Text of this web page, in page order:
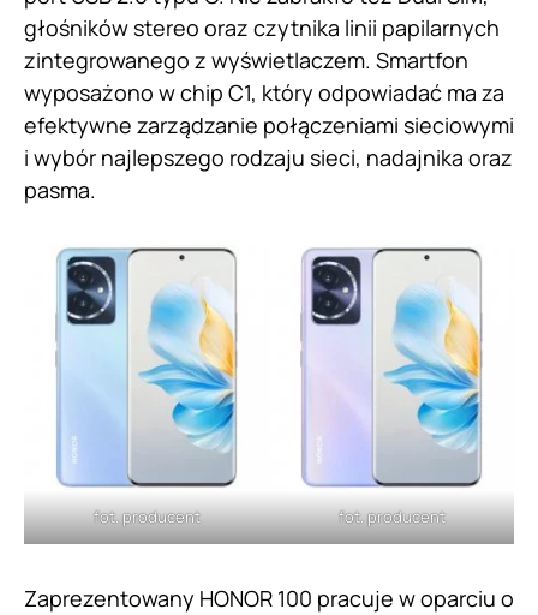
głośników stereo oraz czytnika linii papilarnych
zintegrowanego z wyświetlaczem. Smartfon
wyposażono w chip C1, który odpowiadać ma za
efektywne zarządzanie połączeniami sieciowymi
i wybór najlepszego rodzaju sieci, nadajnika oraz
pasma.
fot. producent fot. producent
Zaprezentowany HONOR 100 pracuje w oparciu o